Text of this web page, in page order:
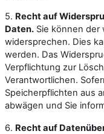
5. Recht auf
Daten. Sie können der
widersprechen. Dies
werden. Das
Verpflichtung zur
Verantwortlichen.
Speicherpflichten aus
abwägen und Sie
6. Recht auf